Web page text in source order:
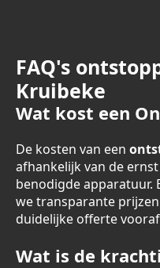
FAQ's
Kruibeke
Wat kost een
De kosten van een
afhankelijk van de
benodigde apparatuur.
we transparante
duidelijke offerte
Wat is de